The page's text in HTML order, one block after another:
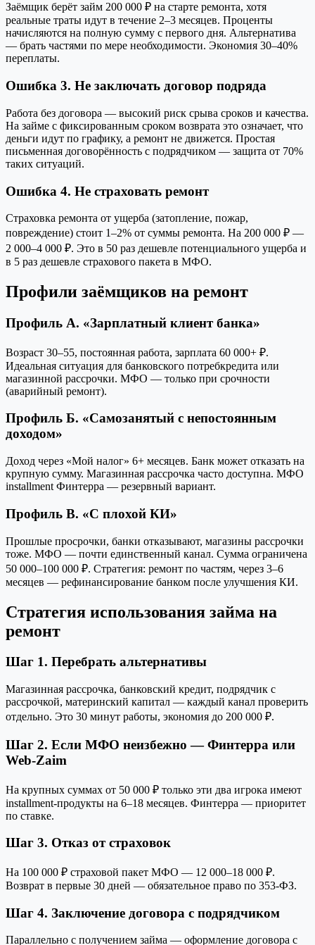
Заёмщик берёт займ 200 000 ₽ на старте ремонта, хотя
реальные траты идут в течение 2–3 месяцев. Проценты
начисляются на полную сумму с первого дня. Альтернатива
— брать частями по мере необходимости. Экономия 30–40%
переплаты.
Ошибка 3. Не заключать договор подряда
Работа без договора — высокий риск срыва сроков и качества.
На займе с фиксированным сроком возврата это означает, что
деньги идут по графику, а ремонт не движется. Простая
письменная договорённость с подрядчиком — защита от 70%
таких ситуаций.
Ошибка 4. Не страховать ремонт
Страховка ремонта от ущерба (затопление, пожар,
повреждение) стоит 1–2% от суммы ремонта. На 200 000 ₽ —
2 000–4 000 ₽. Это в 50 раз дешевле потенциального ущерба и
в 5 раз дешевле страхового пакета в МФО.
Профили заёмщиков на ремонт
Профиль А. «Зарплатный клиент банка»
Возраст 30–55, постоянная работа, зарплата 60 000+ ₽.
Идеальная ситуация для банковского потребкредита или
магазинной рассрочки. МФО — только при срочности
(аварийный ремонт).
Профиль Б. «Самозанятый с непостоянным
доходом»
Доход через «Мой налог» 6+ месяцев. Банк может отказать на
крупную сумму. Магазинная рассрочка часто доступна. МФО
installment Финтерра — резервный вариант.
Профиль В. «С плохой КИ»
Прошлые просрочки, банки отказывают, магазины рассрочки
тоже. МФО — почти единственный канал. Сумма ограничена
50 000–100 000 ₽. Стратегия: ремонт по частям, через 3–6
месяцев — рефинансирование банком после улучшения КИ.
Стратегия использования займа на
ремонт
Шаг 1. Перебрать альтернативы
Магазинная рассрочка, банковский кредит, подрядчик с
рассрочкой, материнский капитал — каждый канал проверить
отдельно. Это 30 минут работы, экономия до 200 000 ₽.
Шаг 2. Если МФО неизбежно — Финтерра или
Web-Zaim
На крупных суммах от 50 000 ₽ только эти два игрока имеют
installment-продукты на 6–18 месяцев. Финтерра — приоритет
по ставке.
Шаг 3. Отказ от страховок
На 100 000 ₽ страховой пакет МФО — 12 000–18 000 ₽.
Возврат в первые 30 дней — обязательное право по 353-ФЗ.
Шаг 4. Заключение договора с подрядчиком
Параллельно с получением займа — оформление договора с